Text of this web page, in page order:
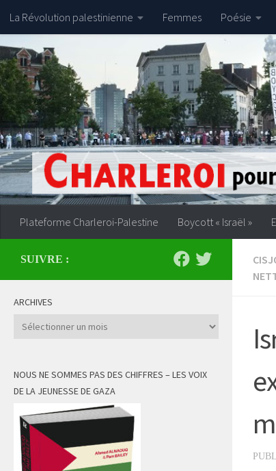
Skip to content
La Révolution palestinienne Femmes Poésie
Plateforme Charleroi-Palestine Boycott « Israël »
SUIVRE :
ARCHIVES
Archives
NOUS NE SOMMES PAS DES CHIFFRES – LES VOIX
DE LA JEUNESSE DE GAZA